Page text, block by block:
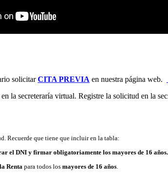
solicitarCITA PREVIA en nuestra página web.
la secreteraría virtual. Registre la solicitud en la
Recuerde que tiene que incluir en la tabla:
el DNI y firmar obligatoriamente los mayores de 16 años.
Renta para todos los mayores de 16 años.